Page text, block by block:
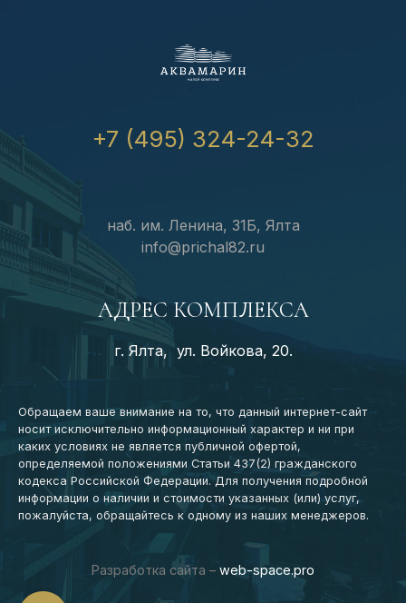
+7 (495) 324-24-32
наб. им. Ленина, 31Б, Ялта
info@prichal82.ru
АДРЕС КОМПЛЕКСА
г. Ялта, ул. Войкова, 20.
Обращаем ваше внимание на то, что данный интернет-сайт
носит исключительно информационный характер и ни при
каких условиях не является публичной офертой,
определяемой положениями Статьи 437(2) гражданского
кодекса Российской Федерации. Для получения подробной
информации о наличии и стоимости указанных (или) услуг,
пожалуйста, обращайтесь к одному из наших менеджеров.
Разработка сайта – web-space.pro